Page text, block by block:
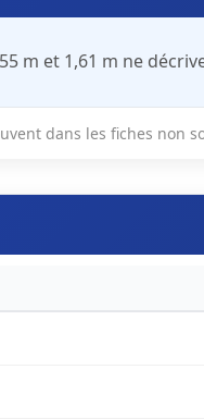
m et 1,61 m ne
dans les fiches non